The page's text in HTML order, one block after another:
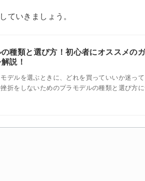
ていきましょう。
種類と選び方！初心者にオススメの
説！
デルを選ぶときに、どれを買っていいか迷っ
折をしないためのプラモデルの種類と選び方